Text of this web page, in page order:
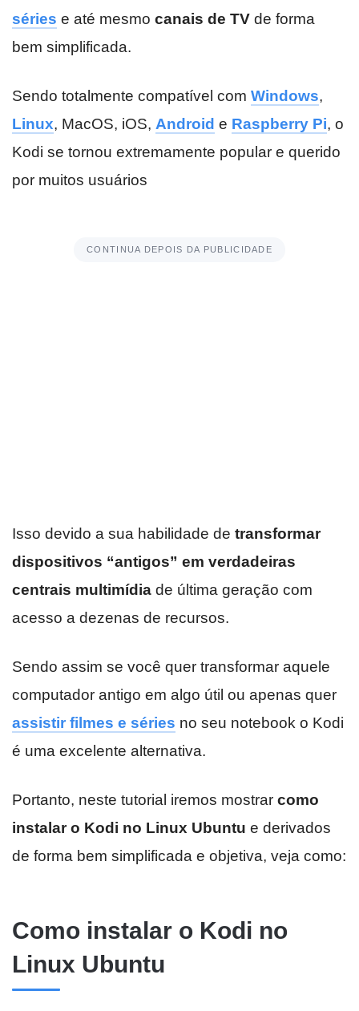
séries e até mesmo canais de TV de forma
bem simplificada.
Sendo totalmente compatível com Windows,
Linux, MacOS, iOS, Android e Raspberry Pi, o
Kodi se tornou extremamente popular e querido
por muitos usuários
CONTINUA DEPOIS DA PUBLICIDADE
Isso devido a sua habilidade de transformar
dispositivos “antigos” em verdadeiras
centrais multimídia de última geração com
acesso a dezenas de recursos.
Sendo assim se você quer transformar aquele
computador antigo em algo útil ou apenas quer
assistir filmes e séries no seu notebook o Kodi
é uma excelente alternativa.
Portanto, neste tutorial iremos mostrar como
instalar o Kodi no Linux Ubuntu e derivados
de forma bem simplificada e objetiva, veja como:
Como instalar o Kodi no
Linux Ubuntu